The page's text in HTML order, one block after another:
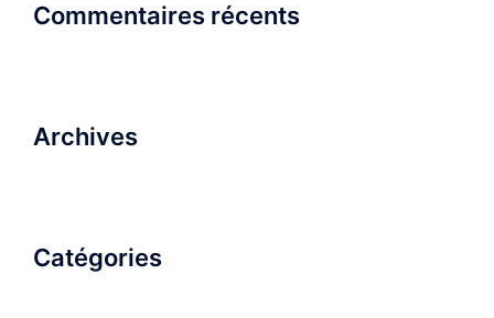
Commentaires récents
Archives
Catégories